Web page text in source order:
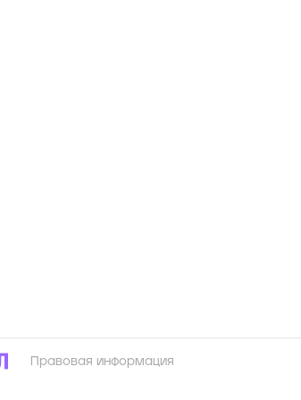
Правовая информация